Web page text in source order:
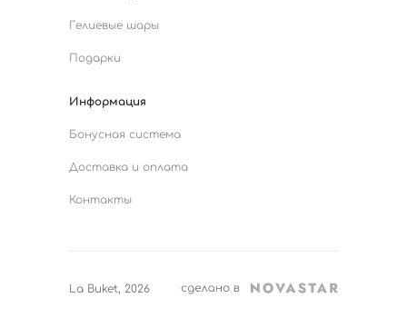
Гелиевые шары
Подарки
Информация
Бонусная система
Доставка и оплата
Контакты
La Buket, 2026